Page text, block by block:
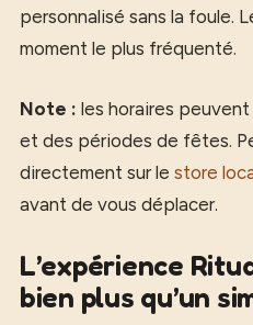
personnalisé sans la foule.
moment le plus fréquenté.
Note : les horaires
et des périodes de fêtes.
directement sur le store
avant de vous déplacer.
L’expérience
bien plus qu’un